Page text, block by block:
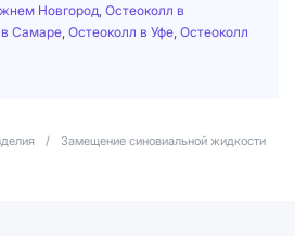
Новгород Остеоколл в
Самаре Остеоколл в Уфе Остеоколл
/
Замещение синовиальной жидкости